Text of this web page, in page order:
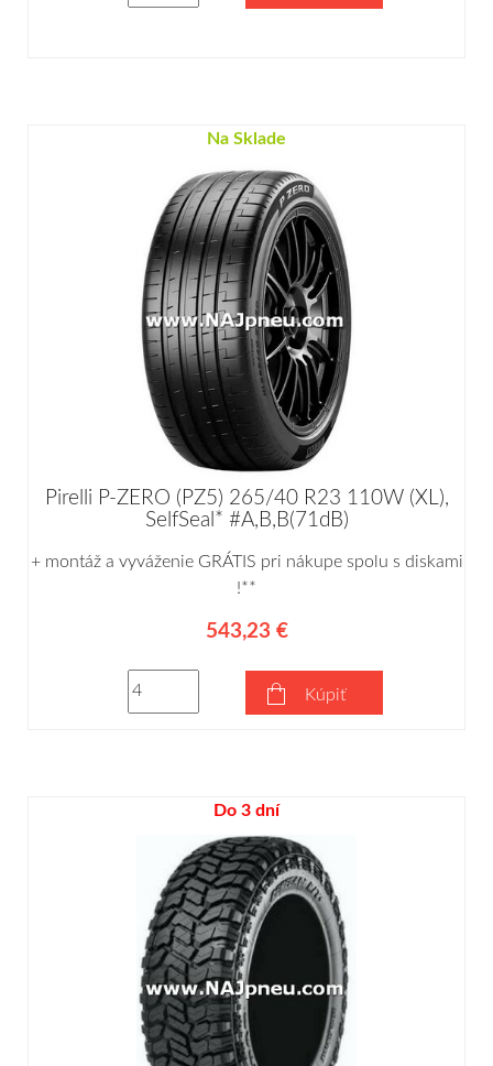
Na Sklade
Pirelli P-ZERO (PZ5) 265/40 R23 110W (XL),
SelfSeal* #A,B,B(71dB)
+ montáž a vyváženie GRÁTIS pri nákupe spolu s diskami
!**
543,23 €
Kúpiť
Do 3 dní